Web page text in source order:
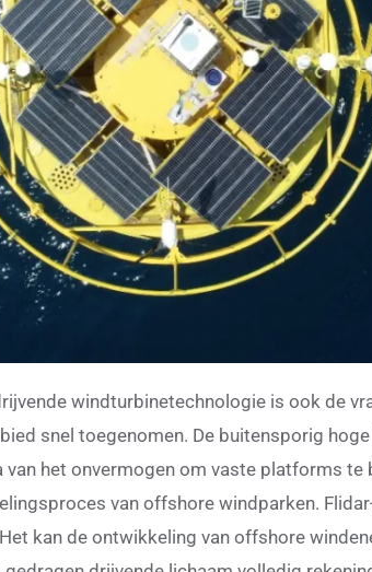
windturbinetechnologie is ook de
snel toegenomen. De buitensporig
het onvermogen om vaste platforms te
van offshore windparken.
kan de ontwikkeling van offshore